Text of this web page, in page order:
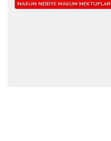
MASUM NEBIYE MASUM MEKTUPLAR